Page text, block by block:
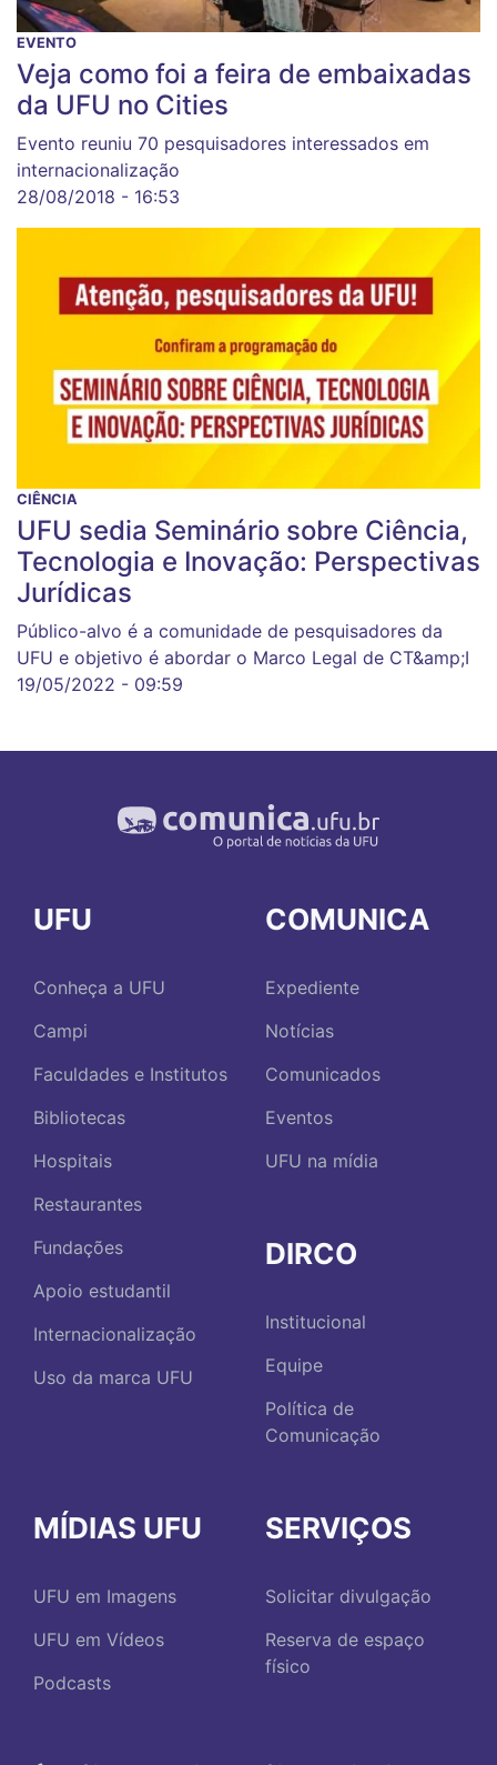
EVENTO
Veja como foi a feira de embaixadas
da UFU no Cities
Evento reuniu 70 pesquisadores interessados em
internacionalização
28/08/2018 - 16:53
CIÊNCIA
UFU sedia Seminário sobre Ciência,
Tecnologia e Inovação: Perspectivas
Jurídicas
Público-alvo é a comunidade de pesquisadores da
UFU e objetivo é abordar o Marco Legal de CT&amp;I
19/05/2022 - 09:59
UFU
Conheça a UFU
Campi
Faculdades e Institutos
Bibliotecas
Hospitais
Restaurantes
Fundações
Apoio estudantil
Internacionalização
Uso da marca UFU
COMUNICA
Expediente
Notícias
Comunicados
Eventos
UFU na mídia
DIRCO
Institucional
Equipe
Política de
Comunicação
MÍDIAS UFU
UFU em Imagens
UFU em Vídeos
Podcasts
SERVIÇOS
Solicitar divulgação
Reserva de espaço
físico